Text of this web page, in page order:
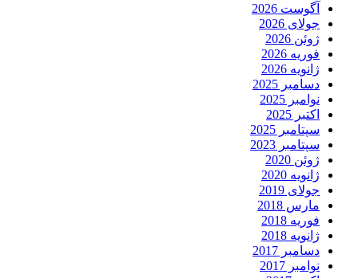
آگوست 2026
جولای 2026
ژوئن 2026
فوریه 2026
ژانویه 2026
دسامبر 2025
نوامبر 2025
اکتبر 2025
سپتامبر 2025
سپتامبر 2023
ژوئن 2020
ژانویه 2020
جولای 2019
مارس 2018
فوریه 2018
ژانویه 2018
دسامبر 2017
نوامبر 2017